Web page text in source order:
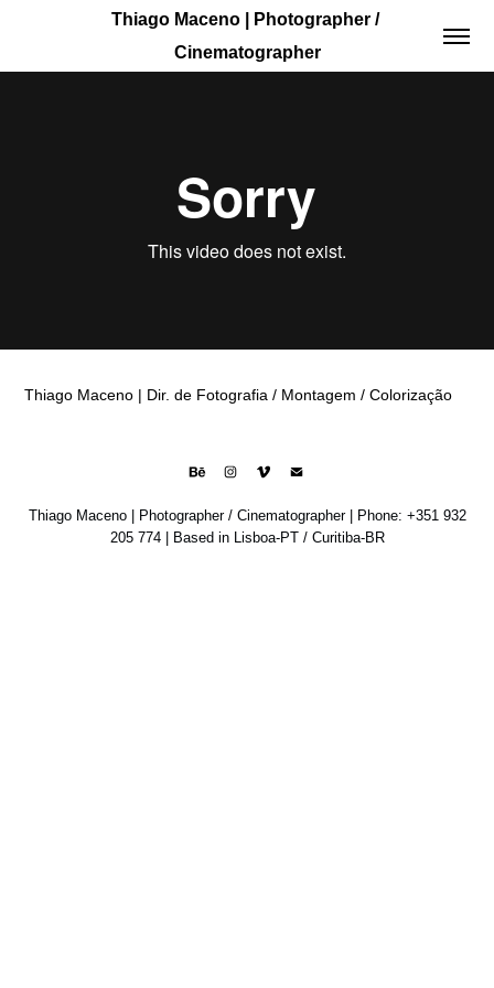
Thiago Maceno | Photographer /
Cinematographer
Thiago Maceno | Dir. de Fotografia / Montagem / Colorização
Thiago Maceno | Photographer / Cinematographer | Phone: +351 932
205 774 | Based in Lisboa-PT / Curitiba-BR